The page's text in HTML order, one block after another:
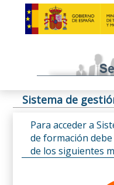
Sistema de
Para acceder a
de formación
de los siguientes